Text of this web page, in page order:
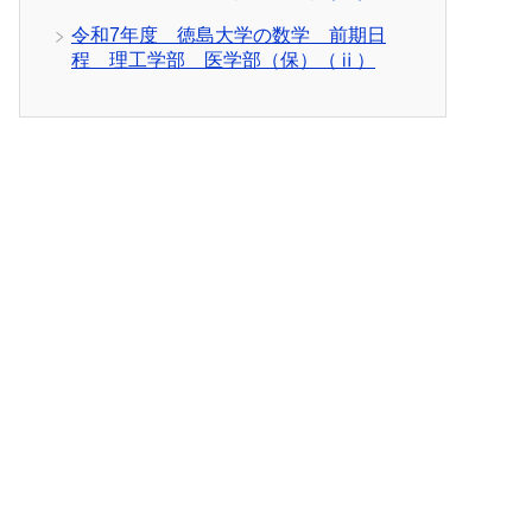
令和7年度 徳島大学の数学 前期日
程 理工学部 医学部（保）（ⅱ）